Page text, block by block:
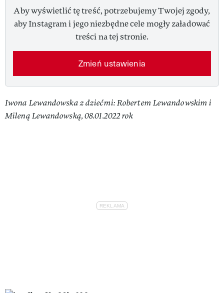
Aby wyświetlić tę treść, potrzebujemy Twojej zgody,
aby Instagram i jego niezbędne cele mogły załadować
treści na tej stronie.
Zmień ustawienia
Iwona Lewandowska z dziećmi: Robertem Lewandowskim i
Mileną Lewandowską, 08.01.2022 rok